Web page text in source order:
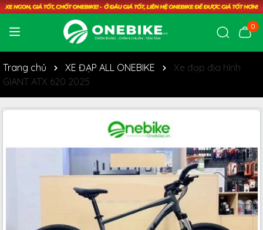
0
Trang chủ XE ĐẠP ALL ONEBIKE
Xe đạp địa hình
GIANT ATX 620 2025